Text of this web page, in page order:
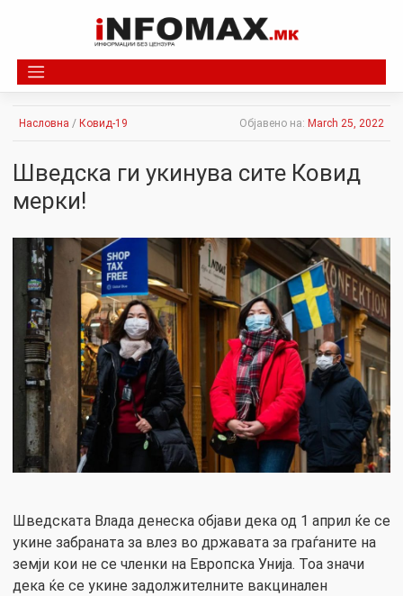
Насловна / Ковид-19 Објавено на: March 25, 2022
Шведска ги укинува сите Ковид
мерки!
Шведската Влада денеска објави дека од 1 април ќе се
укине забраната за влез во државата за граѓаните на
земји кои не се членки на Европска Унија. Тоа значи
дека ќе се укине задолжителните вакцинален